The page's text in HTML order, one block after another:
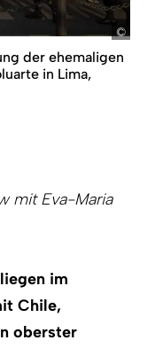
der ehemaligen
in Lima,
mit Eva-Maria
im
Chile,
oberster